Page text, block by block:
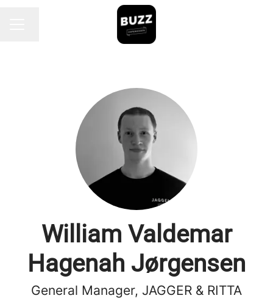
William Valdemar
Hagenah Jørgensen
General Manager, JAGGER & RITTA